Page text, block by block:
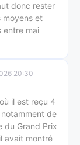
donc rester
moyens et
entre mai
20:30
il est reçu 4
de
du Grand Prix
avait montré